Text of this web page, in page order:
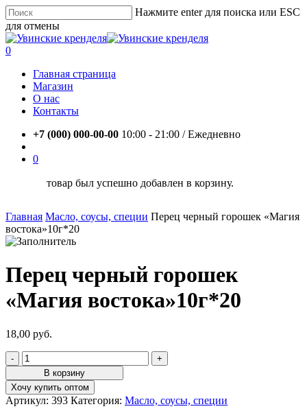
Skip
to
main
content
Нажмите enter для поиска или ESC
для отмены
Close
Search
account
0
Главная страница
Магазин
О нас
Контакты
+7 (000) 000-00-00 10:00 - 21:00 / Eжедневно
0
товар был успешно добавлен в корзину.
Главная Масло, соусы, специи Перец черный горошек «Магия
востока»10г*20
Перец черный горошек
«Магия востока»10г*20
18,00 руб.
Количество
товара
Перец
черный
горошек
В корзину
Хочу купить оптом
Артикул: 393 Категория: Масло, соусы, специи